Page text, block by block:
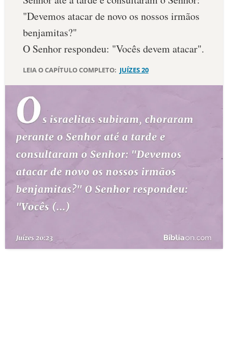
SALMO DO DIA
DEVOCIONAL DIÁRIO
ESTUDOS BÍBLICOS
ESBOÇOS DE PREGAÇÃO
TEMAS
PERGUNTE À BÍBLIA IA
TERMO BÍBLICO
QUEM SOMOS
"Devemos atacar de novo os nossos irmãos
benjamitas?"
O Senhor respondeu: "Vocês devem atacar".
LEIA O CAPÍTULO COMPLETO: JUÍZES 20